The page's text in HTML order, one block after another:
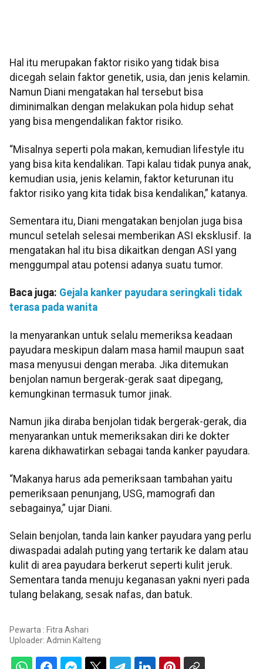
Hal itu merupakan faktor risiko yang tidak bisa
dicegah selain faktor genetik, usia, dan jenis kelamin.
Namun Diani mengatakan hal tersebut bisa
diminimalkan dengan melakukan pola hidup sehat
yang bisa mengendalikan faktor risiko.
“Misalnya seperti pola makan, kemudian lifestyle itu
yang bisa kita kendalikan. Tapi kalau tidak punya anak,
kemudian usia, jenis kelamin, faktor keturunan itu
faktor risiko yang kita tidak bisa kendalikan,” katanya.
Sementara itu, Diani mengatakan benjolan juga bisa
muncul setelah selesai memberikan ASI eksklusif. Ia
mengatakan hal itu bisa dikaitkan dengan ASI yang
menggumpal atau potensi adanya suatu tumor.
Baca juga: Gejala kanker payudara seringkali tidak
terasa pada wanita
Ia menyarankan untuk selalu memeriksa keadaan
payudara meskipun dalam masa hamil maupun saat
masa menyusui dengan meraba. Jika ditemukan
benjolan namun bergerak-gerak saat dipegang,
kemungkinan termasuk tumor jinak.
Namun jika diraba benjolan tidak bergerak-gerak, dia
menyarankan untuk memeriksakan diri ke dokter
karena dikhawatirkan sebagai tanda kanker payudara.
“Makanya harus ada pemeriksaan tambahan yaitu
pemeriksaan penunjang, USG, mamografi dan
sebagainya,” ujar Diani.
Selain benjolan, tanda lain kanker payudara yang perlu
diwaspadai adalah puting yang tertarik ke dalam atau
kulit di area payudara berkerut seperti kulit jeruk.
Sementara tanda menuju keganasan yakni nyeri pada
tulang belakang, sesak nafas, dan batuk.
Pewarta : Fitra Ashari
Uploader: Admin Kalteng